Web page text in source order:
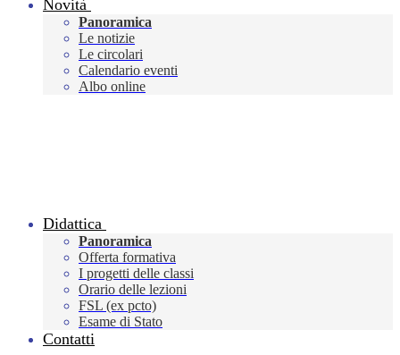
Novità
Panoramica
Le notizie
Le circolari
Calendario eventi
Albo online
Didattica
Panoramica
Offerta formativa
I progetti delle classi
Orario delle lezioni
FSL (ex pcto)
Esame di Stato
Contatti